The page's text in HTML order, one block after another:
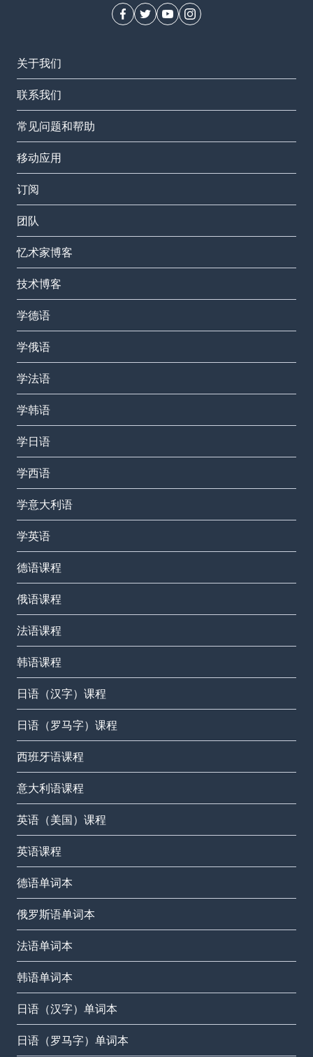
关于我们
联系我们
常见问题和帮助
移动应用
订阅
团队
忆术家博客
技术博客
学德语
学俄语
学法语
学韩语
学日语
学西语
学意大利语
学英语
德语课程
俄语课程
法语课程
韩语课程
日语（汉字）课程
日语（罗马字）课程
西班牙语课程
意大利语课程
英语（美国）课程
英语课程
德语单词本
俄罗斯语单词本
法语单词本
韩语单词本
日语（汉字）单词本
日语（罗马字）单词本